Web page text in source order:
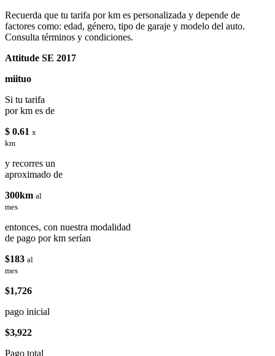
Recuerda que tu tarifa por km es personalizada y depende de
factores como: edad, género, tipo de garaje y modelo del auto.
Consulta términos y condiciones.
Attitude SE 2017
miituo
Si tu tarifa
por km es de
$ 0.61 x
km
y recorres un
aproximado de
300km al
mes
entonces, con nuestra modalidad
de pago por km serían
$183 al
mes
$1,726
pago inicial
$3,922
Pago total